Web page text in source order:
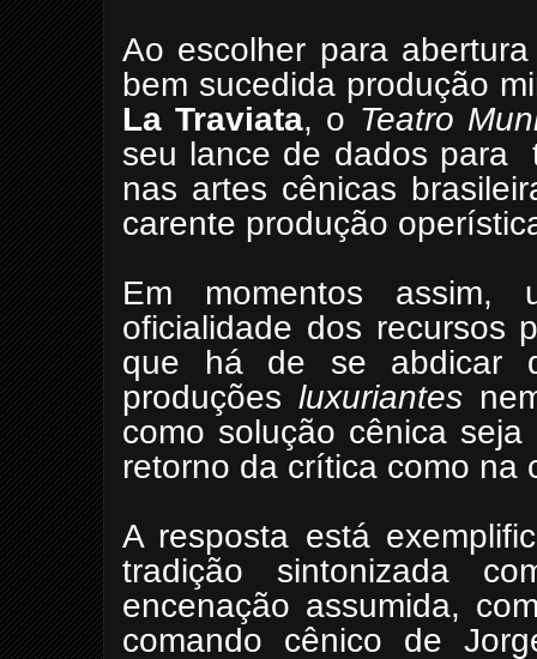
Ao escolher para
bem sucedida produção
La Traviata, o Teatro
seu lance de dados para
nas artes cênicas
carente produção
Em momentos
oficialidade dos recursos
que há de se abdicar
produçõesluxuriantes
como solução cênica
retorno da crítica como na
A resposta está
tradição sintonizada
encenação assumida,
comando cênico de